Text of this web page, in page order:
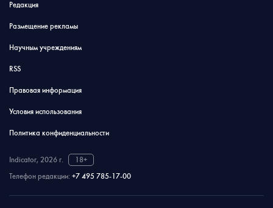
Редакция
Размещение рекламы
Научным учреждениям
RSS
Правовая информация
Условия использования
Политика конфиденциальности
Indicator, 2026 г.
18+
Телефон редакции: +7 495 785-17-00